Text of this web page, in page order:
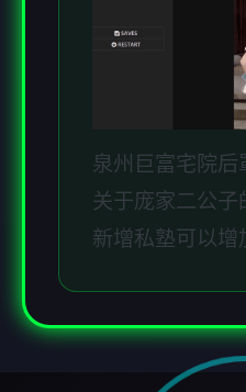
泉州巨富宅院后
关于庞家二公子
新增私塾可以增